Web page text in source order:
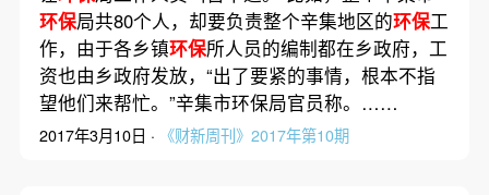
环保局共80个人，却要负责整个辛集地区的环保工
作，由于各乡镇环保所人员的编制都在乡政府，工
资也由乡政府发放，“出了要紧的事情，根本不指
望他们来帮忙。”辛集市环保局官员称。……
2017年3月10日 · 《财新周刊》2017年第10期